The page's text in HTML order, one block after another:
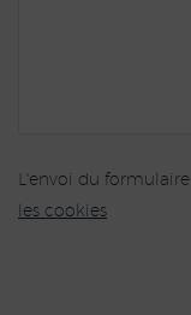
L'envoi du
les cookies